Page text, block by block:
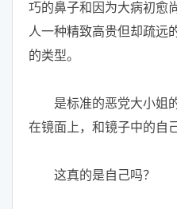
巧的鼻子和因为大病初愈
人一种精致高贵但却疏远
的类型。
是标准的恶党大小姐的
在镜面上，和镜子中的自
这真的是自己吗？